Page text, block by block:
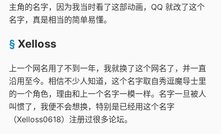
主角的名字，因为我当时看了这部动画，QQ 就改了这个
名字，真是相当的简单易懂。
Xelloss
上一个网名用了不到一年，我就换了这个网名了，并一直
沿用至今。相信不少人知道，这个名字取自秀逗魔导士里
的一个角色，理由和上一个名字一模一样。名字一旦被人
叫惯了，我便不会想换，特别是已经用这个名字
（Xelloss0618）注册过很多论坛。